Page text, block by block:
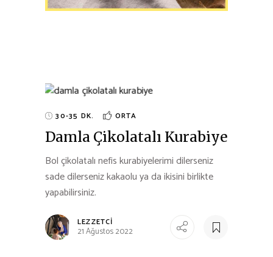
30-35 DK. ORTA
Damla Çikolatalı Kurabiye
Bol çikolatalı nefis kurabiyelerimi dilerseniz
sade dilerseniz kakaolu ya da ikisini birlikte
yapabilirsiniz.
LEZZETCI
21 Ağustos 2022